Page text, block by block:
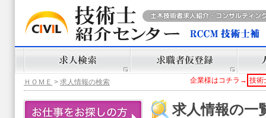
企業様はコチラ→ 技術
ＨＯＭＥ > 求人情報の検索
求人情報の一